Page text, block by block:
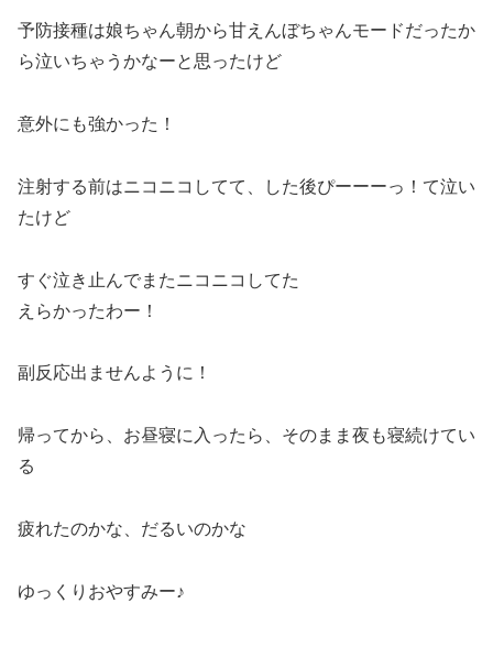
予防接種は娘ちゃん朝から甘えんぼちゃんモードだったか
ら泣いちゃうかなーと思ったけど
意外にも強かった！
注射する前はニコニコしてて、した後ぴーーーっ！て泣い
たけど
すぐ泣き止んでまたニコニコしてた
えらかったわー！
副反応出ませんように！
帰ってから、お昼寝に入ったら、そのまま夜も寝続けてい
る
疲れたのかな、だるいのかな
ゆっくりおやすみー♪